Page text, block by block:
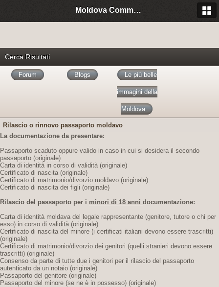
Moldova Community Italia
Cerca Risultati
Forum Blogs Le più belle
immagini della
Moldova
Rilascio o rinnovo passaporto moldavo
La documentazione da presentare:
Passaporto scaduto oppure valido in caso in cui si desidera il secondo
passaporto (originale)
Carta di identità in corso di validità (originale)
Certificato di nascita (originale)
Certificato di matrimonio/divorzio moldavo (originale)
Certificato di nascita dei figli (originale)
Rilascio del passaporto per i minori di 18 anni documentazione:
Carta di identità moldava del legale rappresentante (genitore, tutore o chi per
esso) in corso di validità (originale)
Certificato di nascita del minore (i certificati italiani devono essere trascritti)
(originale)
Certificato di matrimonio/divorzio dei genitori (quelli stranieri devono essere
trascritti) (originale)
Consenso da parte di tutte due i genitori per il rilascio del passaporto
autenticato da un notaio (originale)
Passaporto del genitore (originale)
Passaporto del minore (se ne è in possesso) (originale)